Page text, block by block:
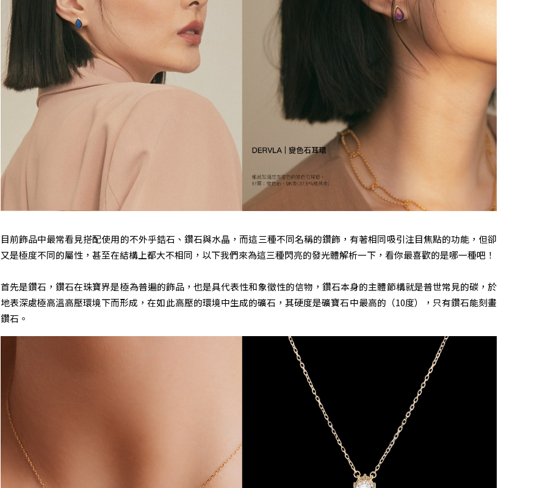
目前飾品中最常看見搭配使用的不外乎鋯石、鑽石與水晶，而這三種不同名稱的鑽飾，有著相同吸引注目焦點的功能，但卻
又是極度不同的屬性，甚至在結構上都大不相同，以下我們來為這三種閃亮的發光體解析一下，看你最喜歡的是哪一種吧！
首先是鑽石，鑽石在珠寶界是極為普遍的飾品，也是具代表性和象徵性的信物，鑽石本身的主體節構就是普世常見的碳，於
地表深處極高溫高壓環境下而形成，在如此高壓的環境中生成的礦石，其硬度是礦寶石中最高的（10度），只有鑽石能刻畫
鑽石。